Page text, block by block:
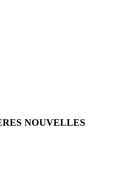
NOUVELLES